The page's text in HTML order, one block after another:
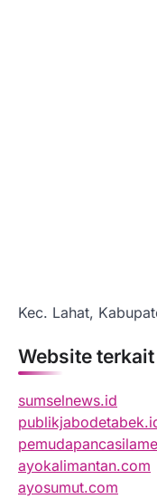
Kec. Lahat,
Website terkait
sumselnews.id
ayokalimantan.com
ayosumut.com